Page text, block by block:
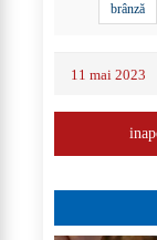
brânză
11 mai 2023